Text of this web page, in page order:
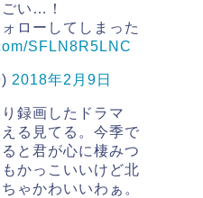
い…！
ローしてしまった
SFLN8R5LNC
2018年2月9日
録画したドラマ
る見てる。今季で
と君が心に棲みつ
かっこいいけど北
ゃかわいいわぁ。